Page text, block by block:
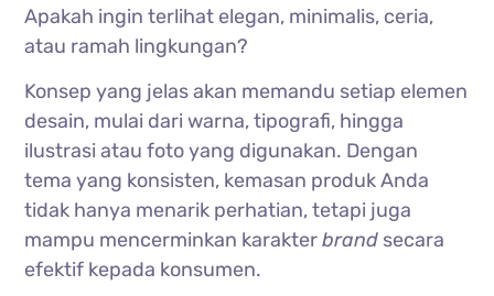
Apakah ingin terlihat elegan, minimalis, ceria,
atau ramah lingkungan?
Konsep yang jelas akan memandu setiap elemen
desain, mulai dari warna, tipografi, hingga
ilustrasi atau foto yang digunakan. Dengan
tema yang konsisten, kemasan produk Anda
tidak hanya menarik perhatian, tetapi juga
mampu mencerminkan karakterbrand secara
efektif kepada konsumen.